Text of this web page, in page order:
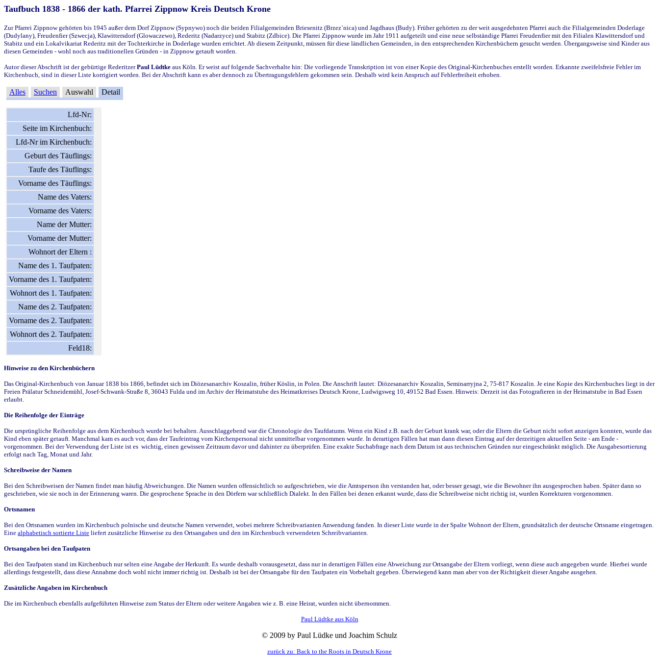
Taufbuch 1838 - 1866 der kath. Pfarrei Zippnow Kreis Deutsch Krone
Zur Pfarrei Zippnow gehörten bis 1945 außer dem Dorf Zippnow (Sypnywo) noch die beiden Filialgemeinden Briesenitz (Brzez`nica) und Jagdhaus (Budy). Früher gehörten zu der weit ausgedehnten Pfarrei auch die Filialgemeinden Doderlage
(Dudylany), Freudenfier (Szwecja), Klawittersdorf (Glowaczewo), Rederitz (Nadarzyce) und Stabitz (Zdbice). Die Pfarrei Zippnow wurde im Jahr 1911 aufgeteilt und eine neue selbständige Pfarrei Freudenfier mit den Filialen Klawittersdorf und
Stabitz und ein Lokalvikariat Rederitz mit der Tochterkirche in Doderlage wurden errichtet. Ab diesem Zeitpunkt, müssen für diese ländlichen Gemeinden, in den entsprechenden Kirchenbüchern gesucht werden. Übergangsweise sind Kinder aus
diesen Gemeinden - wohl noch aus traditionellen Gründen - in Zippnow getauft worden.
Autor dieser Abschrift ist der gebürtige RederitzerPaul Lüdtke aus Köln. Er weist auf folgende Sachverhalte hin: Die vorliegende Transkription ist von einer Kopie des Original-Kirchenbuches erstellt worden. Erkannte zweifelsfreie Fehler im
Kirchenbuch, sind in dieser Liste korrigiert worden. Bei der Abschrift kann es aber dennoch zu Übertragungsfehlern gekommen sein. Deshalb wird kein Anspruch auf Fehlerfreiheit erhoben.
Alles Suchen Auswahl Detail
Lfd-Nr:
Seite im Kirchenbuch:
Lfd-Nr im Kirchenbuch:
Geburt des Täuflings:
Taufe des Täuflings:
Vorname des Täuflings:
Name des Vaters:
Vorname des Vaters:
Name der Mutter:
Vorname der Mutter:
Wohnort der Eltern :
Name des 1. Taufpaten:
Vorname des 1. Taufpaten:
Wohnort des 1. Taufpaten:
Name des 2. Taufpaten:
Vorname des 2. Taufpaten:
Wohnort des 2. Taufpaten:
Feld18:
Hinweise zu den Kirchenbüchern
Das Original-Kirchenbuch von Januar 1838 bis 1866, befindet sich im Diözesanarchiv Koszalin, früher Köslin, in Polen. Die Anschrift lautet: Diözesanarchiv Koszalin, Seminarryjna 2, 75-817 Koszalin. Je eine Kopie des Kirchenbuches liegt in der
Freien Prälatur Schneidemühl, Josef-Schwank-Straße 8, 36043 Fulda und im Archiv der Heimatstube des Heimatkreises Deutsch Krone, Ludwigsweg 10, 49152 Bad Essen. Hinweis: Derzeit ist das Fotografieren in der Heimatstube in Bad Essen
erlaubt.
Die Reihenfolge der Einträge
Die ursprüngliche Reihenfolge aus dem Kirchenbuch wurde bei behalten. Ausschlaggebend war die Chronologie des Taufdatums. Wenn ein Kind z.B. nach der Geburt krank war, oder die Eltern die Geburt nicht sofort anzeigen konnten, wurde das
Kind eben später getauft. Manchmal kam es auch vor, dass der Taufeintrag vom Kirchenpersonal nicht unmittelbar vorgenommen wurde. In derartigen Fällen hat man dann diesen Eintrag auf der derzeitigen aktuellen Seite - am Ende -
vorgenommen. Bei der Verwendung der Liste ist es wichtig, einen gewissen Zeitraum davor und dahinter zu überprüfen. Eine exakte Suchabfrage nach dem Datum ist aus technischen Gründen nur eingeschränkt möglich. Die Ausgabesortierung
erfolgt nach Tag, Monat und Jahr.
Schreibweise der Namen
Bei den Schreibweisen der Namen findet man häufig Abweichungen. Die Namen wurden offensichtlich so aufgeschrieben, wie die Amtsperson ihn verstanden hat, oder besser gesagt, wie die Bewohner ihn ausgesprochen haben. Später dann so
geschrieben, wie sie noch in der Erinnerung waren. Die gesprochene Sprache in den Dörfern war schließlich Dialekt. In den Fällen bei denen erkannt wurde, dass die Schreibweise nicht richtig ist, wurden Korrekturen vorgenommen.
Ortsnamen
Bei den Ortsnamen wurden im Kirchenbuch polnische und deutsche Namen verwendet, wobei mehrere Schreibvarianten Anwendung fanden. In dieser Liste wurde in der Spalte Wohnort der Eltern, grundsätzlich der deutsche Ortsname eingetragen.
Eine alphabetisch sortierte Liste liefert zusätzliche Hinweise zu den Ortsangaben und den im Kirchenbuch verwendeten Schreibvarianten.
Ortsangaben bei den Taufpaten
Bei den Taufpaten stand im Kirchenbuch nur selten eine Angabe der Herkunft. Es wurde deshalb vorausgesetzt, dass nur in derartigen Fällen eine Abweichung zur Ortsangabe der Eltern vorliegt, wenn diese auch angegeben wurde. Hierbei wurde
allerdings festgestellt, dass diese Annahme doch wohl nicht immer richtig ist. Deshalb ist bei der Ortsangabe für den Taufpaten ein Vorbehalt gegeben. Überwiegend kann man aber von der Richtigkeit dieser Angabe ausgehen.
Zusätzliche Angaben im Kirchenbuch
Die im Kirchenbuch ebenfalls aufgeführten Hinweise zum Status der Eltern oder weitere Angaben wie z. B. eine Heirat, wurden nicht übernommen.
Paul Lüdtke aus Köln
© 2009 by Paul Lüdke und Joachim Schulz
zurück zu: Back to the Roots in Deutsch Krone